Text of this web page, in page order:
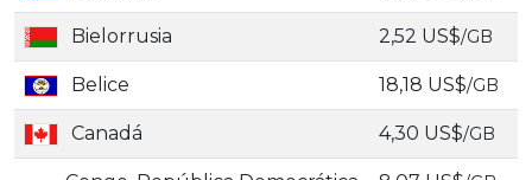
Bielorrusia 2,52 US$/GB
Belice 18,18 US$/GB
Canadá 4,30 US$/GB